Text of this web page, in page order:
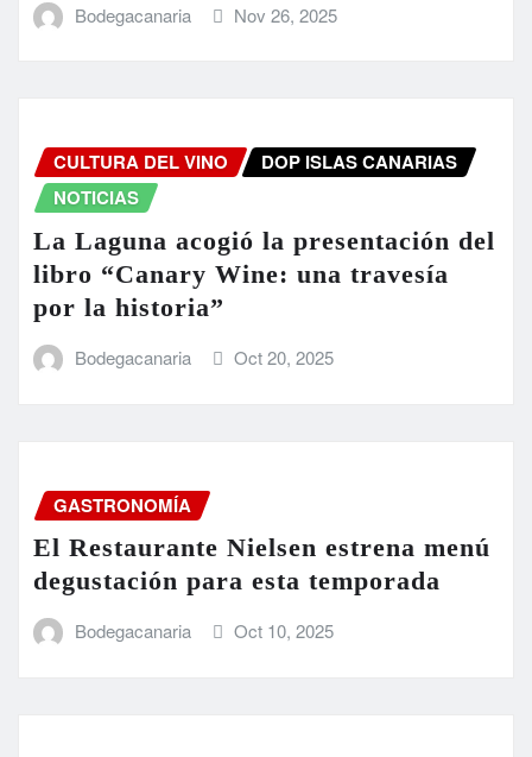
Bodegacanaria Nov 26, 2025
CULTURA DEL VINO
DOP ISLAS CANARIAS
NOTICIAS
La Laguna acogió la presentación del
libro “Canary Wine: una travesía
por la historia”
Bodegacanaria Oct 20, 2025
GASTRONOMÍA
El Restaurante Nielsen estrena menú
degustación para esta temporada
Bodegacanaria Oct 10, 2025